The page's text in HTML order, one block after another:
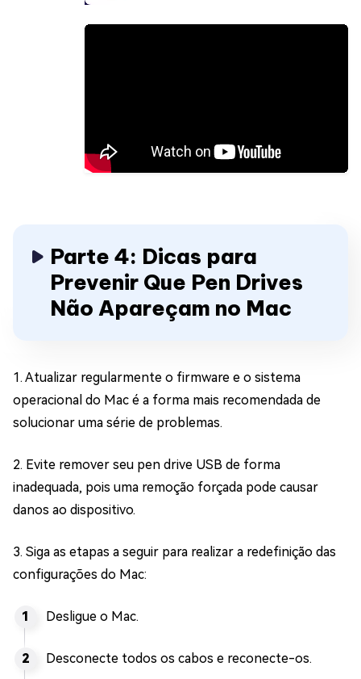
Parte 4: Dicas para
Prevenir Que Pen Drives
Não Apareçam no Mac
1. Atualizar regularmente o firmware e o sistema
operacional do Mac é a forma mais recomendada de
solucionar uma série de problemas.
2. Evite remover seu pen drive USB de forma
inadequada, pois uma remoção forçada pode causar
danos ao dispositivo.
3. Siga as etapas a seguir para realizar a redefinição das
configurações do Mac:
Desligue o Mac.
Desconecte todos os cabos e reconecte-os.